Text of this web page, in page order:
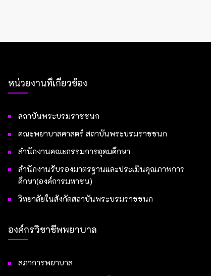
หน่วยงานที่เกี่ยวข้อง
สถาบันพระบรมราชชนก
คณะพยาบาลศาสตร์ สถาบันพระบรมราชชนก
สำนักงานคณะกรรมการอุดมศึกษา
สำนักงานรับรองมาตรฐานและประเมินคุณภาพการ
ศึกษา(องค์การมหาชน)
วิทยาลัยในสังกัดสถาบันพระบรมราชชนก
องค์กรวิชาชีพพยาบาล
สภาการพยาบาล